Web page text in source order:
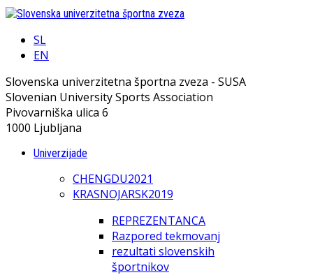
SL
EN
Slovenska univerzitetna športna zveza - SUSA
Slovenian University Sports Association
Pivovarniška ulica 6
1000 Ljubljana
Univerzijade
CHENGDU2021
KRASNOJARSK2019
REPREZENTANCA
Razpored tekmovanj
rezultati slovenskih
športnikov